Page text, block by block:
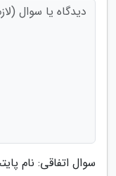
سوال اتفاقی: نام